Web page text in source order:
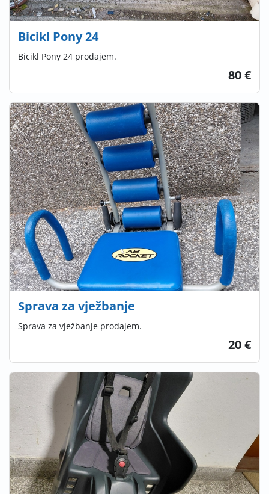
Bicikl Pony 24
Bicikl Pony 24 prodajem.
80 €
Sprava za vježbanje
Sprava za vježbanje prodajem.
20 €